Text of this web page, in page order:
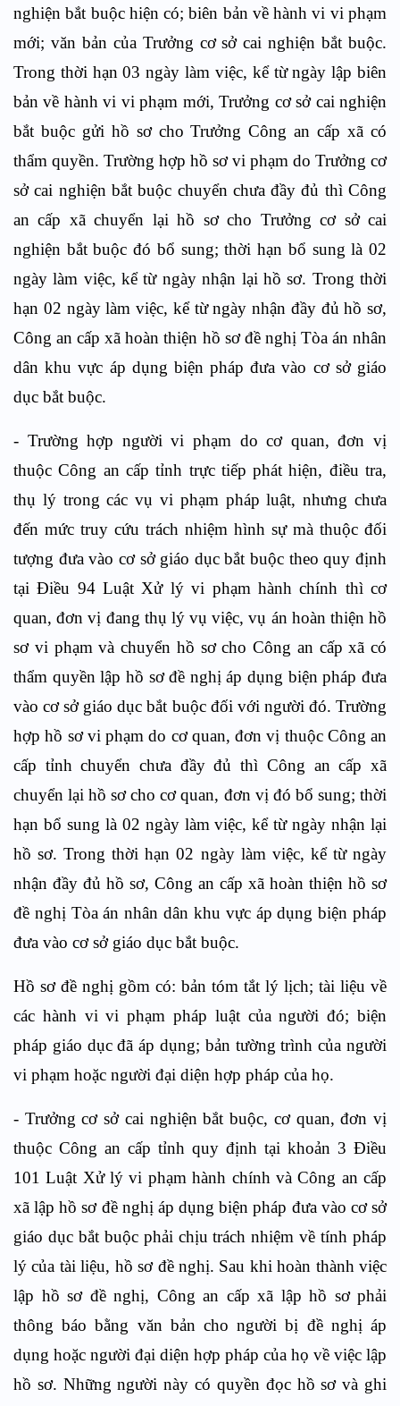
nghiện bắt buộc hiện có; biên bản về hành vi vi phạm
mới; văn bản của Trưởng cơ sở cai nghiện bắt buộc.
Trong thời hạn 03 ngày làm việc, kể từ ngày lập biên
bản về hành vi vi phạm mới, Trưởng cơ sở cai nghiện
bắt buộc gửi hồ sơ cho Trưởng Công an cấp xã có
thẩm quyền. Trường hợp hồ sơ vi phạm do Trưởng cơ
sở cai nghiện bắt buộc chuyển chưa đầy đủ thì Công
an cấp xã chuyển lại hồ sơ cho Trưởng cơ sở cai
nghiện bắt buộc đó bổ sung; thời hạn bổ sung là 02
ngày làm việc, kể từ ngày nhận lại hồ sơ. Trong thời
hạn 02 ngày làm việc, kể từ ngày nhận đầy đủ hồ sơ,
Công an cấp xã hoàn thiện hồ sơ đề nghị Tòa án nhân
dân khu vực áp dụng biện pháp đưa vào cơ sở giáo
dục bắt buộc.
- Trường hợp người vi phạm do cơ quan, đơn vị
thuộc Công an cấp tỉnh trực tiếp phát hiện, điều tra,
thụ lý trong các vụ vi phạm pháp luật, nhưng chưa
đến mức truy cứu trách nhiệm hình sự mà thuộc đối
tượng đưa vào cơ sở giáo dục bắt buộc theo quy định
tại Điều 94 Luật Xử lý vi phạm hành chính thì cơ
quan, đơn vị đang thụ lý vụ việc, vụ án hoàn thiện hồ
sơ vi phạm và chuyển hồ sơ cho Công an cấp xã có
thẩm quyền lập hồ sơ đề nghị áp dụng biện pháp đưa
vào cơ sở giáo dục bắt buộc đối với người đó. Trường
hợp hồ sơ vi phạm do cơ quan, đơn vị thuộc Công an
cấp tỉnh chuyển chưa đầy đủ thì Công an cấp xã
chuyển lại hồ sơ cho cơ quan, đơn vị đó bổ sung; thời
hạn bổ sung là 02 ngày làm việc, kể từ ngày nhận lại
hồ sơ. Trong thời hạn 02 ngày làm việc, kể từ ngày
nhận đầy đủ hồ sơ, Công an cấp xã hoàn thiện hồ sơ
đề nghị Tòa án nhân dân khu vực áp dụng biện pháp
đưa vào cơ sở giáo dục bắt buộc.
Hồ sơ đề nghị gồm có: bản tóm tắt lý lịch; tài liệu về
các hành vi vi phạm pháp luật của người đó; biện
pháp giáo dục đã áp dụng; bản tường trình của người
vi phạm hoặc người đại diện hợp pháp của họ.
- Trưởng cơ sở cai nghiện bắt buộc, cơ quan, đơn vị
thuộc Công an cấp tỉnh quy định tại khoản 3 Điều
101 Luật Xử lý vi phạm hành chính và Công an cấp
xã lập hồ sơ đề nghị áp dụng biện pháp đưa vào cơ sở
giáo dục bắt buộc phải chịu trách nhiệm về tính pháp
lý của tài liệu, hồ sơ đề nghị. Sau khi hoàn thành việc
lập hồ sơ đề nghị, Công an cấp xã lập hồ sơ phải
thông báo bằng văn bản cho người bị đề nghị áp
dụng hoặc người đại diện hợp pháp của họ về việc lập
hồ sơ. Những người này có quyền đọc hồ sơ và ghi